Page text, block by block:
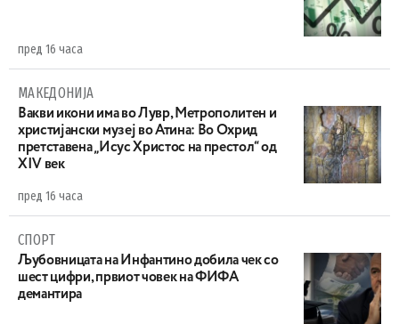
пред 16 часа
МАКЕДОНИЈА
Вакви икони има во Лувр, Метрополитен и
христијански музеј во Атина: Во Охрид
претставена „Исус Христос на престол“ од
XIV век
пред 16 часа
СПОРТ
Љубовницата на Инфантино добила чек со
шест цифри, првиот човек на ФИФА
демантира